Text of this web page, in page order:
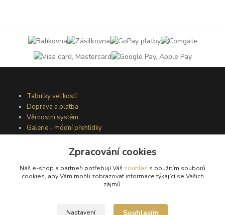
Tabulky velikostí
Doprava a platba
Věrnostní systém
Galerie - módní přehlídky
Podmínky užití webového rozhraní
Obchodní podmínky
Zpracování cookies
Náš e-shop a partneři potřebují Váš souhlas s použitím souborů
cookies, aby Vám mohli zobrazovat informace týkající se Vašich
zájmů.
Nastavení Souhlasím